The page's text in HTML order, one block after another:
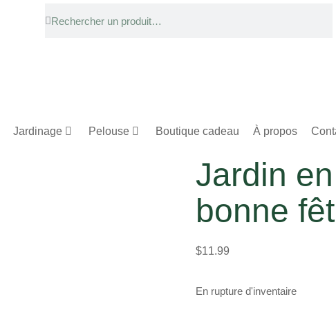
Jardinage Pelouse Boutique cadeau À propos
Jardin
bonne
$11.99
En rupture d'inventaire